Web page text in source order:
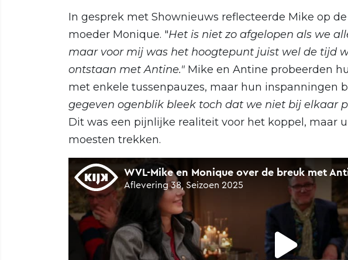
In gesprek met Shownieuws reflecteerde Mike op
moeder Monique. "Het is niet zo afgelopen als we
maar voor mij was het hoogtepunt juist wel de tijd
ontstaan met Antine." Mike en Antine probeerden
met enkele tussenpauzes, maar hun inspanningen
gegeven ogenblik bleek toch dat we niet bij elkaar
Dit was een pijnlijke realiteit voor het koppel, maar
moesten trekken.